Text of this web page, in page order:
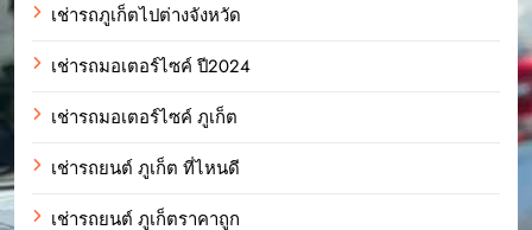
เช่ารถภูเก็ตไปต่างจังหวัด
เช่ารถมอเตอร์ไซค์ ปี2024
เช่ารถมอเตอร์ไซค์ ภูเก็ต
เช่ารถยนต์ ภูเก็ต ที่ไหนดี
เช่ารถยนต์ ภูเก็ตราคาถูก